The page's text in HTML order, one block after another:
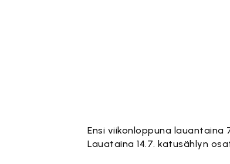
Ensi viikonloppuna
Lauataina 14.7. katusählyn